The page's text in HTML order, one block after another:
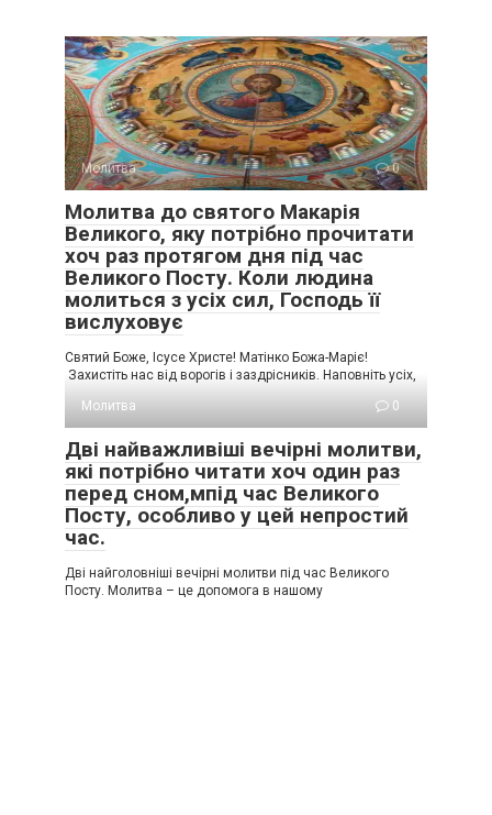
Молитва 0
Молитва до святого Макарія
Великого, яку потрібно прочитати
хоч раз протягом дня під час
Великого Посту. Коли людина
молиться з усіх сил, Господь її
вислуховує
Святий Боже, Ісусе Христе! Матінко Божа-Маріє!
Захистіть нас від ворогів і заздрісників. Наповніть усіх,
Молитва
0
Дві найважливіші вечірні молитви,
які потрібно читати хоч один раз
перед сном,мпід час Великого
Посту, особливо у цей непростий
час.
Дві найголовніші вечірні молитви під час Великого
Посту. Молитва – це допомога в нашому